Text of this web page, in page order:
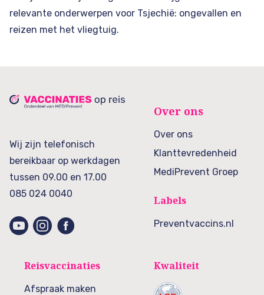
relevante onderwerpen voor Tsjechië: ongevallen en
reizen met het vliegtuig.
Wij zijn telefonisch
bereikbaar op werkdagen
tussen 09.00 en 17.00
085 024 0040
Over ons
Over ons
Klanttevredenheid
MediPrevent Groep
Labels
Preventvaccins.nl
Reisvaccinaties
Afspraak maken
Kwaliteit